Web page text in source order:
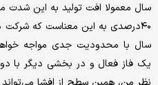
سال معمولا افت تولید به این شدت
۴۰درصدی به این معناست که
سال با محدودیت جدی مواجه
یک فاز فعال و در بخشی دیگر با دو